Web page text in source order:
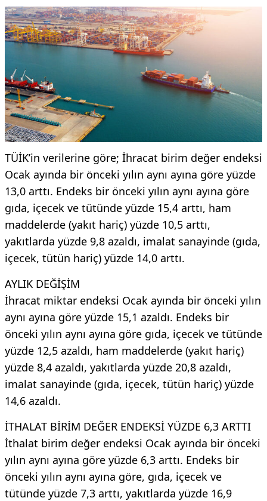
TÜİK’in verilerine göre; İhracat birim değer endeksi
Ocak ayında bir önceki yılın aynı ayına göre yüzde
13,0 arttı. Endeks bir önceki yılın aynı ayına göre
gıda, içecek ve tütünde yüzde 15,4 arttı, ham
maddelerde (yakıt hariç) yüzde 10,5 arttı,
yakıtlarda yüzde 9,8 azaldı, imalat sanayinde (gıda,
içecek, tütün hariç) yüzde 14,0 arttı.
AYLIK DEĞİŞİM
İhracat miktar endeksi Ocak ayında bir önceki yılın
aynı ayına göre yüzde 15,1 azaldı. Endeks bir
önceki yılın aynı ayına göre gıda, içecek ve tütünde
yüzde 12,5 azaldı, ham maddelerde (yakıt hariç)
yüzde 8,4 azaldı, yakıtlarda yüzde 20,8 azaldı,
imalat sanayinde (gıda, içecek, tütün hariç) yüzde
14,6 azaldı.
İTHALAT BİRİM DEĞER ENDEKSİ YÜZDE 6,3 ARTTI
İthalat birim değer endeksi Ocak ayında bir önceki
yılın aynı ayına göre yüzde 6,3 arttı. Endeks bir
önceki yılın aynı ayına göre, gıda, içecek ve
tütünde yüzde 7,3 arttı, yakıtlarda yüzde 16,9